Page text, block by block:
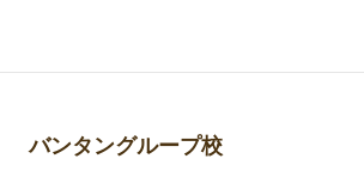
バンタングループ校